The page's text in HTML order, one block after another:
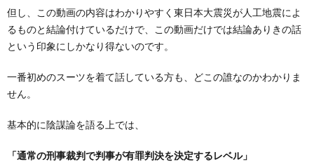
但し、この動画の内容はわかりやすく東日本大震災が人工地震によ
るものと結論付けているだけで、この動画だけでは結論ありきの話
という印象にしかなり得ないのです。
一番初めのスーツを着て話している方も、どこの誰なのかわかりま
せん。
基本的に陰謀論を語る上では、
「通常の刑事裁判で判事が有罪判決を決定するレベル」